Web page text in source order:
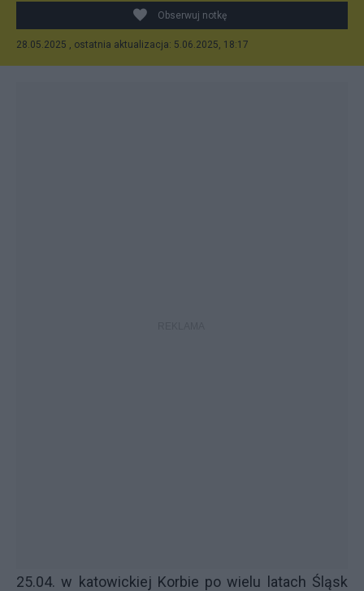
Obserwuj notkę
28.05.2025 , ostatnia aktualizacja: 5.06.2025, 18:17
25.04. w katowickiej Korbie po wielu latach Śląsk